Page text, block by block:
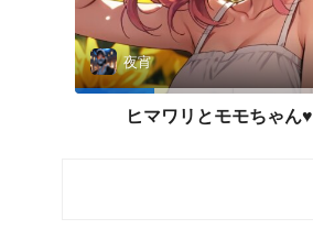
夜宵
ヒマワリとモモちゃん♥